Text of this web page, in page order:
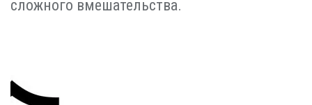
сложного вмешательства.